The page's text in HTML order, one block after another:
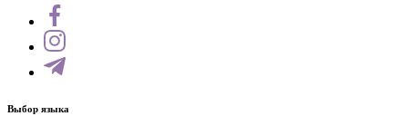
Выбор языка